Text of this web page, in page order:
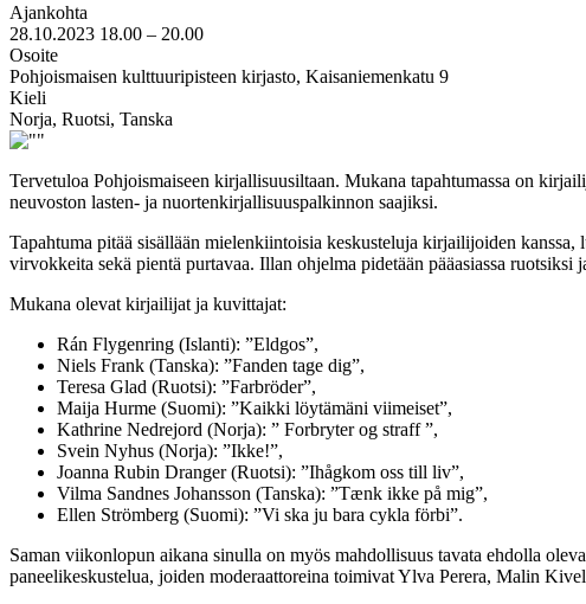
Ajankohta
28.10.2023 18.00 – 20.00
Osoite
Pohjoismaisen kulttuuripisteen kirjasto, Kaisaniemenkatu 9
Kieli
Norja, Ruotsi, Tanska
Tervetuloa Pohjoismaiseen kirjallisuusiltaan. Mukana tapahtumassa on
neuvoston lasten- ja nuortenkirjallisuuspalkinnon saajiksi.
Tapahtuma pitää sisällään mielenkiintoisia keskusteluja kirjailijoiden
virvokkeita sekä pientä purtavaa. Illan ohjelma pidetään pääasiassa ruotsiksi
Mukana olevat kirjailijat ja kuvittajat:
Rán Flygenring (Islanti): ”Eldgos”,
Niels Frank (Tanska): ”Fanden tage dig”,
Teresa Glad (Ruotsi): ”Farbröder”,
Maija Hurme (Suomi): ”Kaikki löytämäni viimeiset”,
Kathrine Nedrejord (Norja): ” Forbryter og straff ”,
Svein Nyhus (Norja): ”Ikke!”,
Joanna Rubin Dranger (Ruotsi): ”Ihågkom oss till liv”,
Vilma Sandnes Johansson (Tanska): ”Tænk ikke på mig”,
Ellen Strömberg (Suomi): ”Vi ska ju bara cykla förbi”.
Saman viikonlopun aikana sinulla on myös mahdollisuus tavata ehdolla
paneelikeskustelua, joiden moderaattoreina toimivat Ylva Perera, Malin